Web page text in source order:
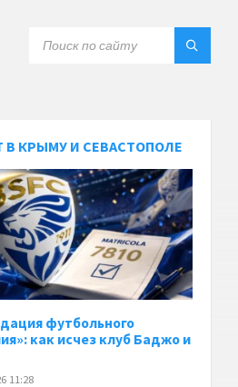
В КРЫМУ И СЕВАСТОПОЛЕ
футбольного
как исчез клуб Баджо и
11:28